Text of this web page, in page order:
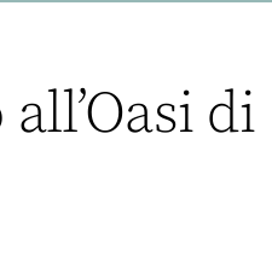
di